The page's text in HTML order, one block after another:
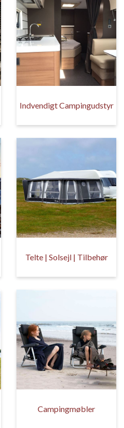
Indvendigt Campingudstyr
Telte | Solsejl | Tilbehør
Campingmøbler